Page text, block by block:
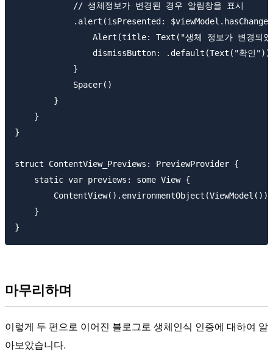
            // 생체정보가 변경된 경우 알림창을 표시
.alert(isPresented:
Alert(title: Text("생체 정보가 변경되
dismissButton: .default(Text("확인
            }
            Spacer()
        }
    }
}
struct ContentView_Previews: PreviewProvider {
    static var previews: some View {
        ContentView().environmentObject(ViewModel())
    }
마무리하며
이렇게 두 편으로 이어진 블로그로 생체인식 인증에 대하여 알
아보았습니다.